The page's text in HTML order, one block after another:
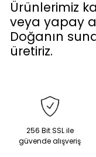
Ürünlerimiz
veya yapay
Doğanın
üretiriz.
256 Bit SSL ile
güvende alışveriş